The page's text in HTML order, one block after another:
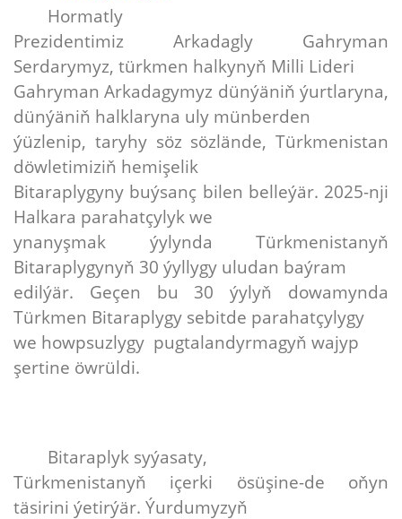
Hormatly
Prezidentimiz Arkadagly Gahryman
Serdarymyz, türkmen halkynyň Milli Lideri
Gahryman Arkadagymyz dünýäniň ýurtlaryna,
dünýäniň halklaryna uly münberden
ýüzlenip, taryhy söz sözlände, Türkmenistan
döwletimiziň hemişelik
Bitaraplygyny buýsanç bilen belleýär. 2025-nji
Halkara parahatçylyk we
ynanyşmak ýylynda Türkmenistanyň
Bitaraplygynyň 30 ýyllygy uludan baýram
edilýär. Geçen bu 30 ýylyň dowamynda
Türkmen Bitaraplygy sebitde parahatçylygy
we howpsuzlygy pugtalandyrmagyň wajyp
şertine öwrüldi.
Bitaraplyk syýasaty,
Türkmenistanyň içerki ösüşine-de oňyn
täsirini ýetirýär. Ýurdumyzyň